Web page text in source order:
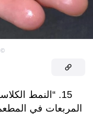
©
15. “النمط
المربعات في